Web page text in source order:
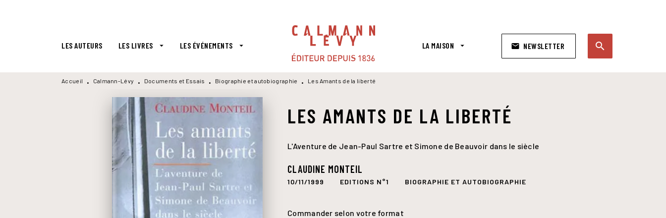
email NEWSLETTER search
LES AUTEURS LES LIVRES arrow_drop_down LES ÉVÉNEMENTS arrow_drop_down LA MAISON arrow_drop_down search
Accueil • Calmann-Lévy • Documents et Essais • Biographie et autobiographie • Les Amants de la liberté
LES AMANTS DE LA LIBERTÉ
L'Aventure de Jean-Paul Sartre et Simone de Beauvoir dans le siècle
CLAUDINE MONTEIL
10/11/1999 EDITIONS N°1 BIOGRAPHIE ET AUTOBIOGRAPHIE
Commander selon votre format